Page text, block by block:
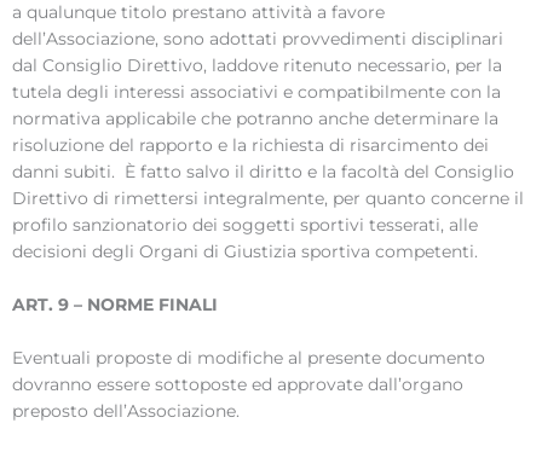
a qualunque titolo prestano attività a favore
dell’Associazione, sono adottati provvedimenti disciplinari
dal Consiglio Direttivo, laddove ritenuto necessario, per la
tutela degli interessi associativi e compatibilmente con la
normativa applicabile che potranno anche determinare la
risoluzione del rapporto e la richiesta di risarcimento dei
danni subiti. È fatto salvo il diritto e la facoltà del Consiglio
Direttivo di rimettersi integralmente, per quanto concerne il
profilo sanzionatorio dei soggetti sportivi tesserati, alle
decisioni degli Organi di Giustizia sportiva competenti.
ART. 9 – NORME FINALI
Eventuali proposte di modifiche al presente documento
dovranno essere sottoposte ed approvate dall’organo
preposto dell’Associazione.